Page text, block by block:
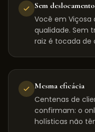
Sem deslocamento
Você em
qualidade. Sem
raiz é tocada de
Mesma eficácia
Centenas de
confirmam: o
holísticas não